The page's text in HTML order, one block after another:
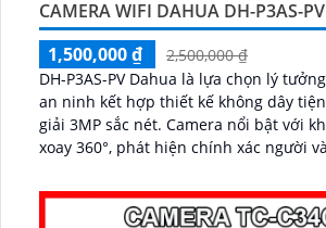
CAMERA WIFI DAHUA DH-P3AS-
1,500,000 ₫
2,500,000 ₫
DH-P3AS-PV Dahua là lựa chọn lý
an ninh kết hợp thiết kế không dây
giải 3MP sắc nét. Camera nổi bật với khả năng quay
xoay 360°, phát hiện chính xác người